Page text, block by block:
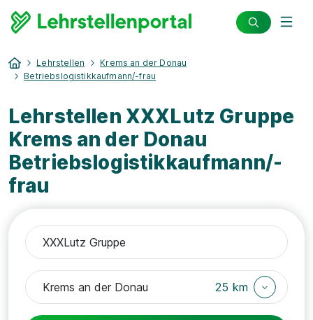
Lehrstellen
Krems an der Donau
Betriebslogistikkaufmann/-frau
Lehrstellen XXXLutz Gruppe
Krems an der Donau
Betriebslogistikkaufmann/-
frau
25 km